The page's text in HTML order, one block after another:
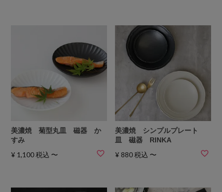
美濃焼 菊型丸皿 磁器 か
すみ
¥ 1,100 税込 〜
美濃焼 シンプルプレート
皿 磁器 RINKA
¥ 880税込 〜